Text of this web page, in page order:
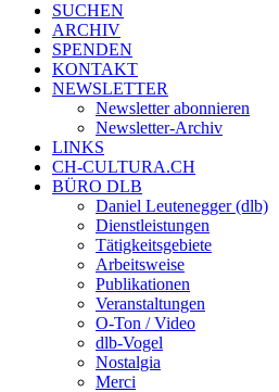
SUCHEN
ARCHIV
SPENDEN
KONTAKT
NEWSLETTER
Newsletter abonnieren
Newsletter-Archiv
LINKS
CH-CULTURA.CH
BÜRO DLB
Daniel Leutenegger (dlb)
Dienstleistungen
Tätigkeitsgebiete
Arbeitsweise
Publikationen
Veranstaltungen
O-Ton / Video
dlb-Vogel
Nostalgia
Merci